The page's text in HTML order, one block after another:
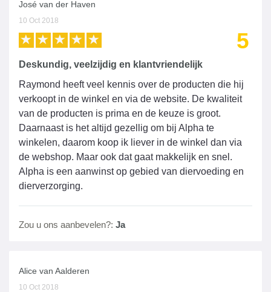
José van der Haven
10 Oct 2018
5
Deskundig, veelzijdig en klantvriendelijk
Raymond heeft veel kennis over de producten die hij
verkoopt in de winkel en via de website. De kwaliteit
van de producten is prima en de keuze is groot.
Daarnaast is het altijd gezellig om bij Alpha te
winkelen, daarom koop ik liever in de winkel dan via
de webshop. Maar ook dat gaat makkelijk en snel.
Alpha is een aanwinst op gebied van diervoeding en
dierverzorging.
Zou u ons aanbevelen?: Ja
Alice van Aalderen
10 Oct 2018